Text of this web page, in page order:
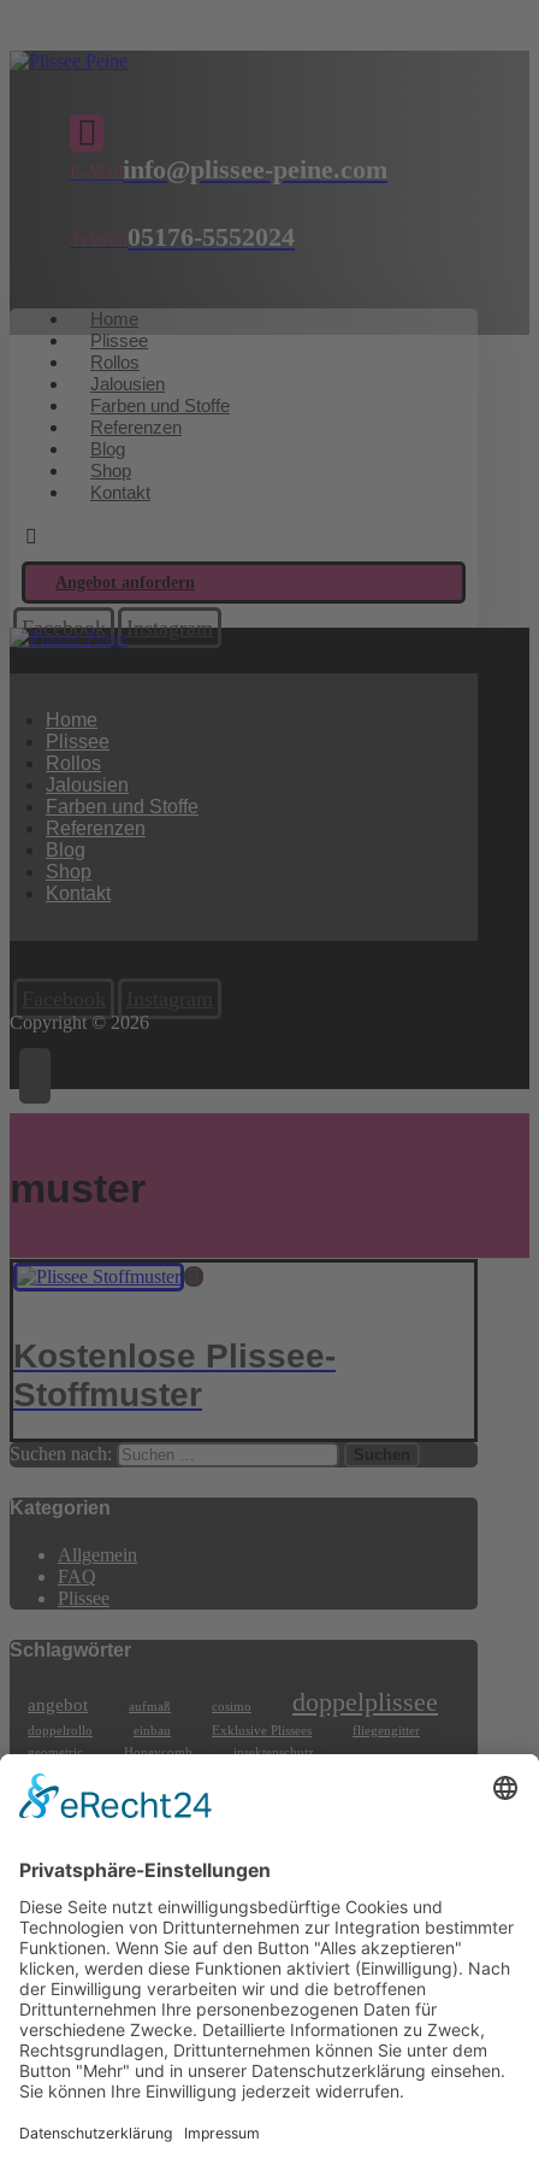
E-Mailinfo@plissee-peine.com
Telefon05176-5552024
Home
Plissee
Rollos
Jalousien
Farben und Stoffe
Referenzen
Blog
Shop
Kontakt
Angebot anfordern
Facebook Instagram
Home
Plissee
Rollos
Jalousien
Farben und Stoffe
Referenzen
Blog
Shop
Kontakt
Copyright © 2026
muster
Kostenlose Plissee-
Stoffmuster
Suchen nach:
Kategorien
Allgemein
FAQ
Plissee
Schlagwörter
angebot aufmaß cosimo doppelplissee
doppelrollo einbau Exklusive Plissees
fliegengitter
geometric
Honeycomb insektenschutz
insektenschutzplissees
lichtschutz
montage
plissee
wintergarten wohnzimmer
Tel: 05176-5552024
KIEWITZ D&H Webdesign Peine
Impressum